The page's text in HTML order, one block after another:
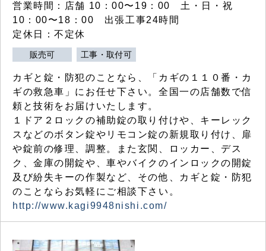
営業時間：店舗 10：00〜19：00 土・日・祝
10：00〜18：00 出張工事24時間
定休日：不定休
販売可 工事・取付可
カギと錠・防犯のことなら、「カギの１１０番・カ
ギの救急車」にお任せ下さい。全国一の店舗数で信
頼と技術をお届けいたします。
１ドア２ロックの補助錠の取り付けや、キーレック
スなどのボタン錠やリモコン錠の新規取り付け、扉
や錠前の修理、調整。また玄関、ロッカー、デス
ク、金庫の開錠や、車やバイクのインロックの開錠
及び紛失キーの作製など、その他、カギと錠・防犯
のことならお気軽にご相談下さい。
http://www.kagi9948nishi.com/